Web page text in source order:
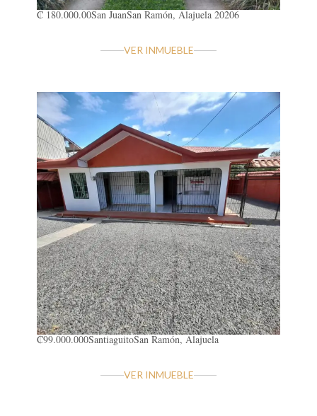
₡ 180.000.00San JuanSan Ramón, Alajuela 20206
VER INMUEBLE
₡99.000.000SantiaguitoSan Ramón, Alajuela
VER INMUEBLE